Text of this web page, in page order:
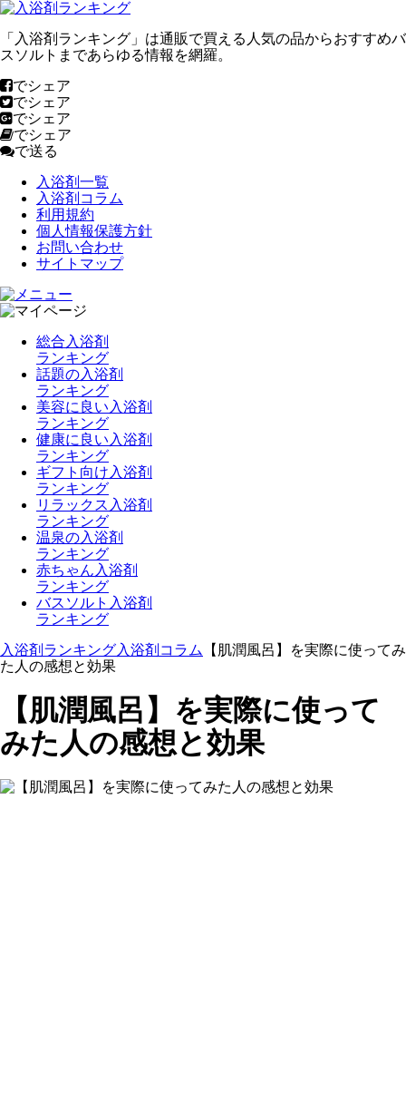
「入浴剤ランキング」は通販で買える人気の品からおすすめバ
スソルトまであらゆる情報を網羅。
でシェア
でシェア
でシェア
でシェア
で送る
入浴剤一覧
入浴剤コラム
利用規約
個人情報保護方針
お問い合わせ
サイトマップ
総合入浴剤
ランキング
話題の入浴剤
ランキング
美容に良い入浴剤
ランキング
健康に良い入浴剤
ランキング
ギフト向け入浴剤
ランキング
リラックス入浴剤
ランキング
温泉の入浴剤
ランキング
赤ちゃん入浴剤
ランキング
バスソルト入浴剤
ランキング
入浴剤ランキング入浴剤コラム
【肌潤風呂】を実際に使ってみ
た人の感想と効果
【肌潤風呂】を実際に使って
みた人の感想と効果